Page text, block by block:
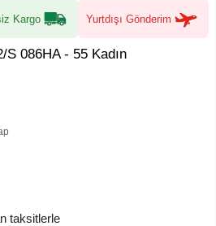
Kargo Yurtdışı Gönderim
086HA - 55 Kadın
taksitlerle